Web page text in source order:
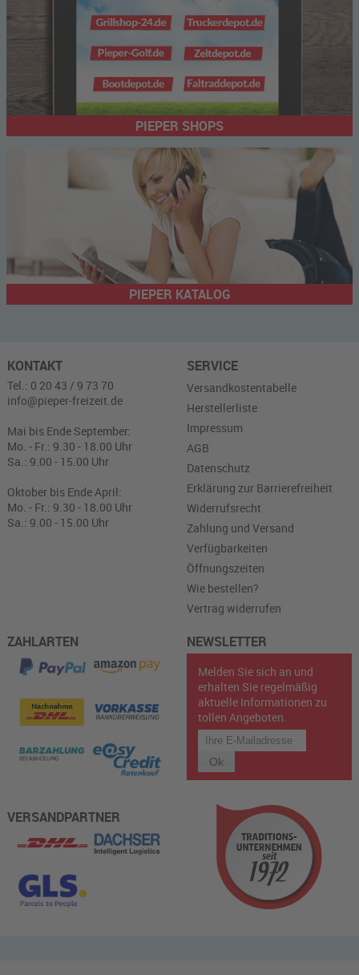
PIEPER SHOPS
PIEPER KATALOG
KONTAKT
Tel.: 0 20 43 / 9 73 70
info@pieper-freizeit.de
Mai bis Ende September:
Mo. - Fr.: 9.30 - 18.00 Uhr
Sa.: 9.00 - 15.00 Uhr
Oktober bis Ende April:
Mo. - Fr.: 9.30 - 18.00 Uhr
Sa.: 9.00 - 15.00 Uhr
SERVICE
Versandkostentabelle
Herstellerliste
Impressum
AGB
Datenschutz
Erklärung zur Barrierefreiheit
Widerrufsrecht
Zahlung und Versand
Verfügbarkeiten
Öffnungszeiten
Wie bestellen?
Vertrag widerrufen
ZAHLARTEN
VERSANDPARTNER
NEWSLETTER
Melden Sie sich an und
erhalten Sie regelmäßig
aktuelle Informationen zu
tollen Angeboten.